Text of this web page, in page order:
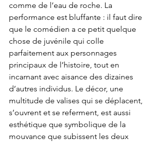
comme de l’eau de roche. La
performance est bluffante : il faut dire
que le comédien a ce petit quelque
chose de juvénile qui colle
parfaitement aux personnages
principaux de l’histoire, tout en
incarnant avec aisance des dizaines
d’autres individus. Le décor, une
multitude de valises qui se déplacent,
s’ouvrent et se referment, est aussi
esthétique que symbolique de la
mouvance que subissent les deux